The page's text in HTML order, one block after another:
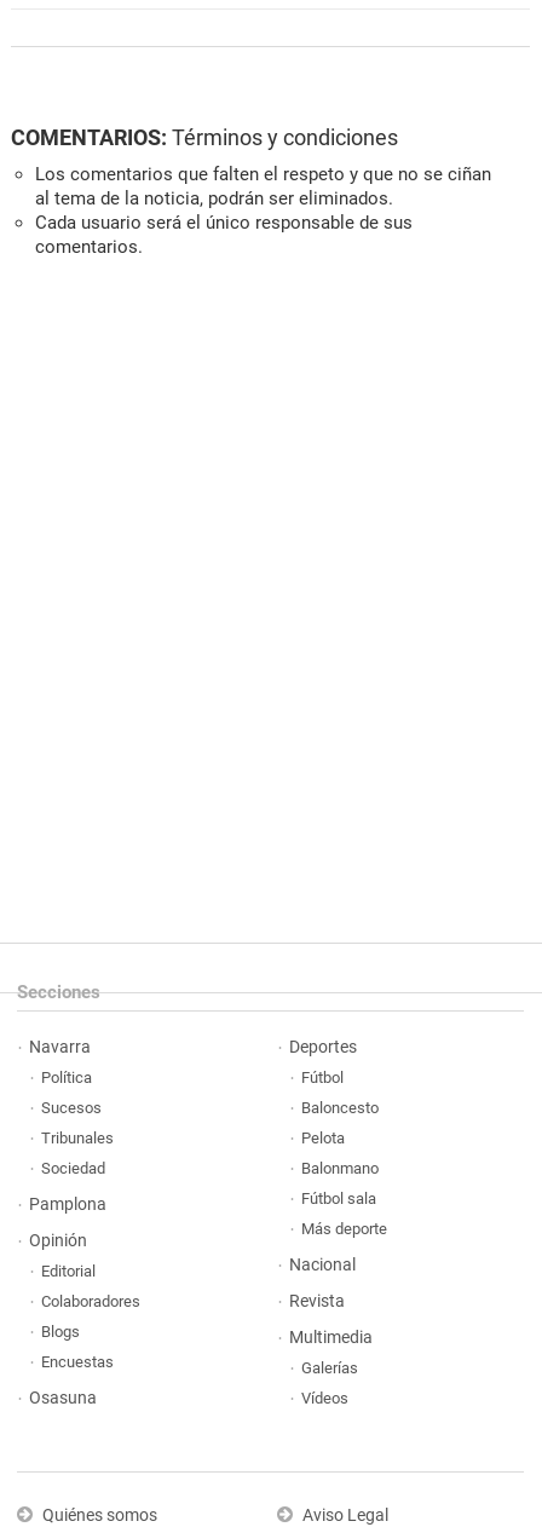
COMENTARIOS: Términos y condiciones
Los comentarios que falten el respeto y que no se ciñan
al tema de la noticia, podrán ser eliminados.
Cada usuario será el único responsable de sus
comentarios.
Secciones
Navarra
Política
Sucesos
Tribunales
Sociedad
Pamplona
Opinión
Editorial
Colaboradores
Blogs
Encuestas
Osasuna
Deportes
Fútbol
Baloncesto
Pelota
Balonmano
Fútbol sala
Más deporte
Nacional
Revista
Multimedia
Galerías
Vídeos
Quiénes somos Aviso Legal